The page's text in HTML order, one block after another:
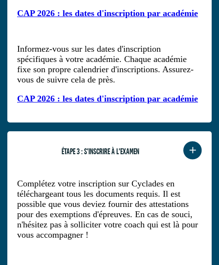
CAP 2026 : les dates d'inscription par académie
Informez-vous sur les dates d'inscription
spécifiques à votre académie. Chaque académie
fixe son propre calendrier d'inscriptions. Assurez-
vous de suivre cela de près.
CAP 2026 : les dates d'inscription par académie
ÉTAPE 3 : S'INSCRIRE À L'EXAMEN
Complétez votre inscription sur Cyclades en
téléchargeant tous les documents requis. Il est
possible que vous deviez fournir des attestations
pour des exemptions d'épreuves. En cas de souci,
n'hésitez pas à solliciter votre coach qui est là pour
vous accompagner !